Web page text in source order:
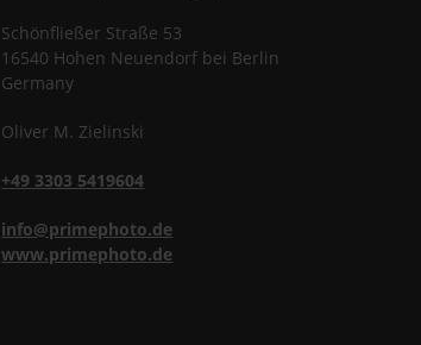
Schönfließer Straße 53
16540 Hohen Neuendorf bei Berlin
Germany
Oliver M. Zielinski
+49 3303 5419604
info@primephoto.de
www.primephoto.de